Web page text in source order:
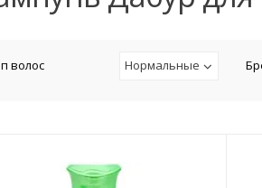
волос Нормальные